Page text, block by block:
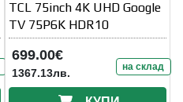
TCL 75inch 4K UHD Google
TV 75P6K HDR10
699.00€
1367.13лв. на склад